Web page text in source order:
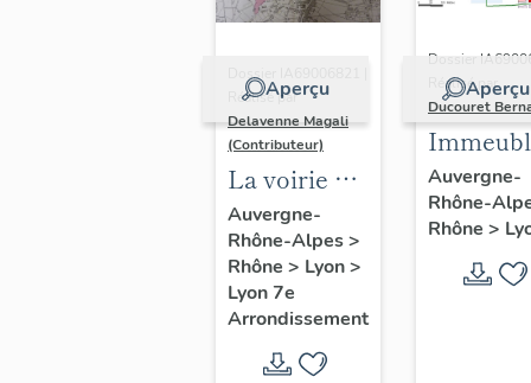
Aperçu
Dossier IA69006821 |
Réalisé par
Delavenne Magali
(Contributeur)
La voirie du
secteur
d'étude
"Saint-
André"
(Lyon 7e)
Auvergne-
Rhône-Alpes>
Rhône > Lyon>
Lyon 7e
Arrondissement
Aperçu
Dossier
Réalisé par
Ducouret
du
Saint-
Auvergne-
Rhône-
Rhône >